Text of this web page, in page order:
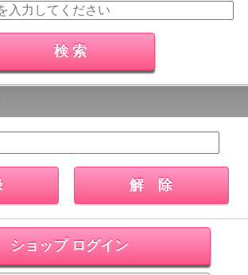
ショップ ログイン